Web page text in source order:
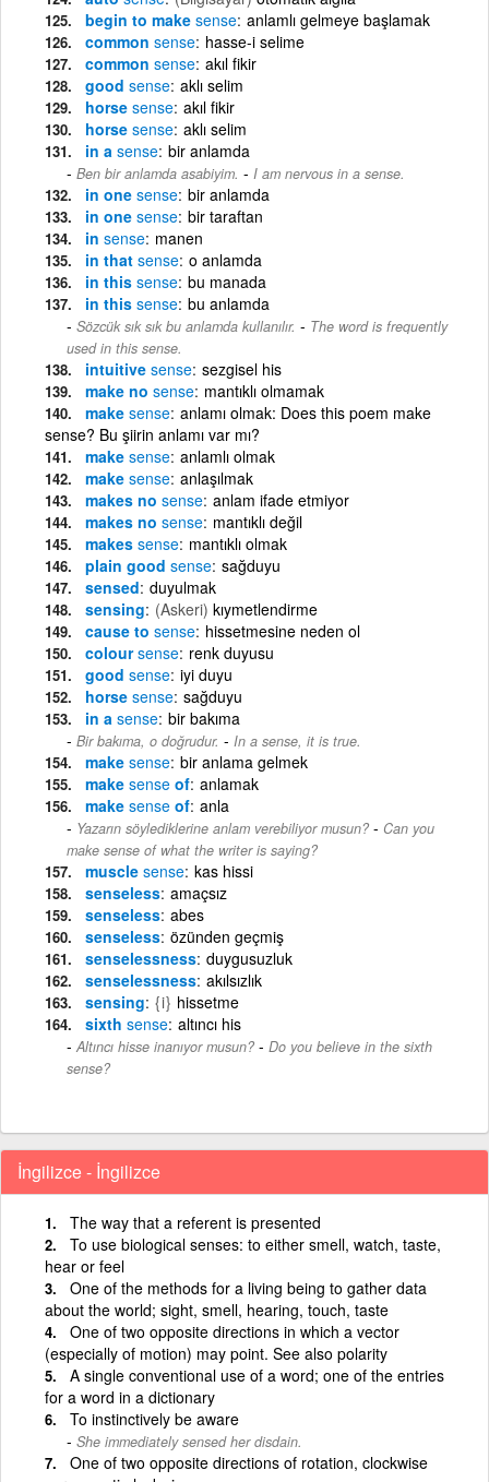
begin to make sense anlamlı gelmeye başlamak
common sense hasse-i selime
common sense akıl fikir
good sense aklı selim
horse sense akıl fikir
horse sense aklı selim
in a sense bir anlamda
Ben bir anlamda asabiyim. - I am nervous in a sense.
in one sense bir anlamda
in one sense bir taraftan
in sense manen
in that sense o anlamda
in this sense bu manada
in this sense bu anlamda
Sözcük sık sık bu anlamda kullanılır. - The word is frequently
used in this sense.
intuitive sense sezgisel his
make no sense mantıklı olmamak
make sense anlamı olmak: Does this poem make
sense? Bu şiirin anlamı var mı?
make sense anlamlı olmak
make sense anlaşılmak
makes no sense anlam ifade etmiyor
makes no sense mantıklı değil
makes sense mantıklı olmak
plain good sense sağduyu
sensed duyulmak
sensing (Askeri) kıymetlendirme
cause to sense hissetmesine neden ol
coloursense renk duyusu
good sense iyi duyu
horse sense sağduyu
in a sense bir bakıma
Bir bakıma, o doğrudur. - In a sense, it is true.
make sense bir anlama gelmek
make sense of anlamak
make sense of anla
Yazarın söylediklerine anlam verebiliyor musun? - Can you
make sense of what the writer is saying?
muscle sense kas hissi
senseless amaçsız
senseless abes
senseless özünden geçmiş
senselessness duygusuzluk
senselessness akılsızlık
sensing {i} hissetme
sixth sense altıncı his
Altıncı hisse inanıyor musun? - Do you believe in the sixth
sense?
İngilizce - İngilizce
The way that a referent is presented
To use biological senses: to either smell, watch, taste,
hear or feel
One of the methods for a living being to gather data
about the world; sight, smell, hearing, touch, taste
One of two opposite directions in which a vector
(especially of motion) may point. See also polarity
A single conventional use of a word; one of the entries
for a word in a dictionary
To instinctively be aware
She immediately sensed her disdain.
One of two opposite directions of rotation, clockwise